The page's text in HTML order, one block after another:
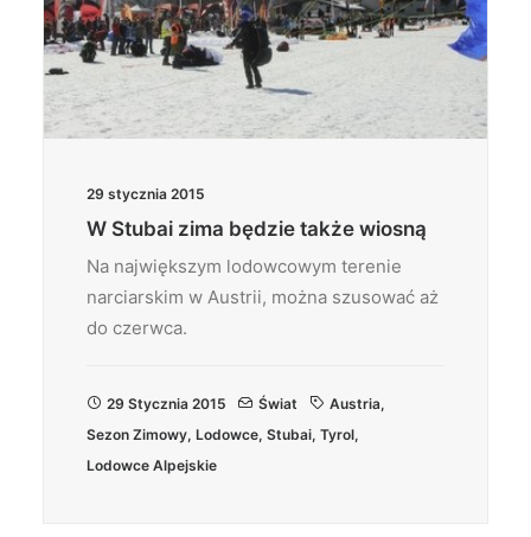
29 stycznia 2015
W Stubai zima będzie także wiosną
Na największym lodowcowym terenie
narciarskim w Austrii, można szusować aż
do czerwca.
29 Stycznia 2015 Świat Austria,
Sezon Zimowy, Lodowce, Stubai, Tyrol,
Lodowce Alpejskie